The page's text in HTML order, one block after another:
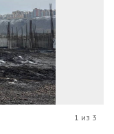
1 из 3